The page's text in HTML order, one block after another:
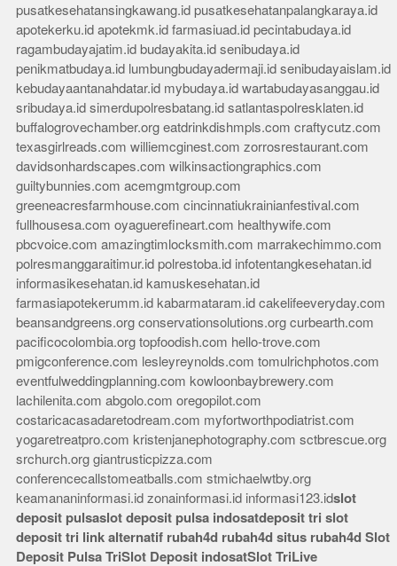
pusatkesehatansingkawang.id pusatkesehatanpalangkaraya.id
apotekerku.id apotekmk.id farmasiuad.id pecintabudaya.id
ragambudayajatim.id budayakita.id senibudaya.id
penikmatbudaya.id lumbungbudayadermaji.id senibudayaislam.id
kebudayaantanahdatar.id mybudaya.id wartabudayasanggau.id
sribudaya.id simerdupolresbatang.id satlantaspolresklaten.id
buffalogrovechamber.org eatdrinkdishmpls.com craftycutz.com
texasgirlreads.com williemcginest.com zorrosrestaurant.com
davidsonhardscapes.com wilkinsactiongraphics.com
guiltybunnies.com acemgmtgroup.com
greeneacresfarmhouse.com cincinnatiukrainianfestival.com
fullhousesa.com oyaguerefineart.com healthywife.com
pbcvoice.com amazingtimlocksmith.com marrakechimmo.com
polresmanggaraitimur.id polrestoba.id infotentangkesehatan.id
informasikesehatan.id kamuskesehatan.id
farmasiapotekerumm.id kabarmataram.id cakelifeeveryday.com
beansandgreens.org conservationsolutions.org curbearth.com
pacificocolombia.org topfoodish.com hello-trove.com
pmigconference.com lesleyreynolds.com tomulrichphotos.com
eventfulweddingplanning.com kowloonbaybrewery.com
lachilenita.com abgolo.com oregopilot.com
costaricacasadaretodream.com myfortworthpodiatrist.com
yogaretreatpro.com kristenjanephotography.com sctbrescue.org
srchurch.org giantrusticpizza.com
conferencecallstomeatballs.com stmichaelwtby.org
keamananinformasi.id zonainformasi.id informasi123.idslot
deposit pulsaslot deposit pulsa indosatdeposit tri slot
deposit tri link alternatif rubah4d rubah4d situs rubah4d Slot
Deposit Pulsa TriSlot Deposit indosatSlot TriLive